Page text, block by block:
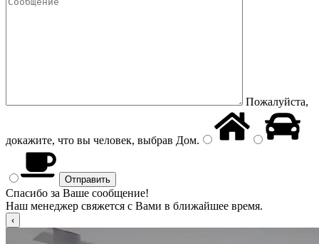
Пожалуйста,
докажите, что вы человек, выбрав Дом.
Спасибо за Ваше сообщение!
Наш менеджер свяжется с Вами в ближайшее время.